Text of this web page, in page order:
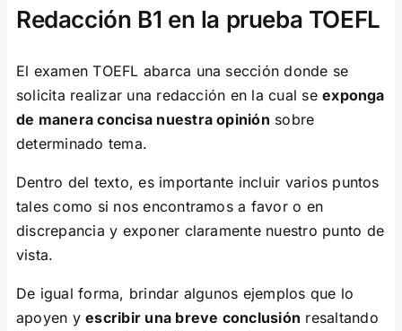
Redacción B1 en la prueba TOEFL
El examen TOEFL abarca una sección donde se
solicita realizar una redacción en la cual seexponga
de manera concisa nuestra opinión sobre
determinado tema.
Dentro del texto, es importante incluir varios puntos
tales como si nos encontramos a favor o en
discrepancia y exponer claramente nuestro punto de
vista.
De igual forma, brindar algunos ejemplos que lo
apoyen yescribir una breve conclusión resaltando